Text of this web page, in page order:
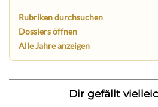
Rubriken durchsuchen
Dossiers öffnen
Alle Jahre anzeigen
Dir gefällt